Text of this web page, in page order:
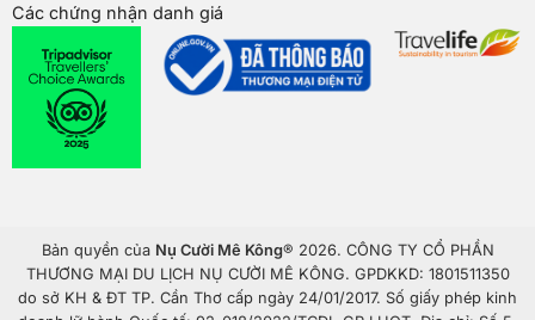
Các chứng nhận danh giá
Bản quyền của Nụ Cười Mê Kông® 2026. CÔNG TY CỔ PHẦN
THƯƠNG MẠI DU LỊCH NỤ CƯỜI MÊ KÔNG. GPDKKD: 1801511350
do sở KH & ĐT TP. Cần Thơ cấp ngày 24/01/2017. Số giấy phép kinh